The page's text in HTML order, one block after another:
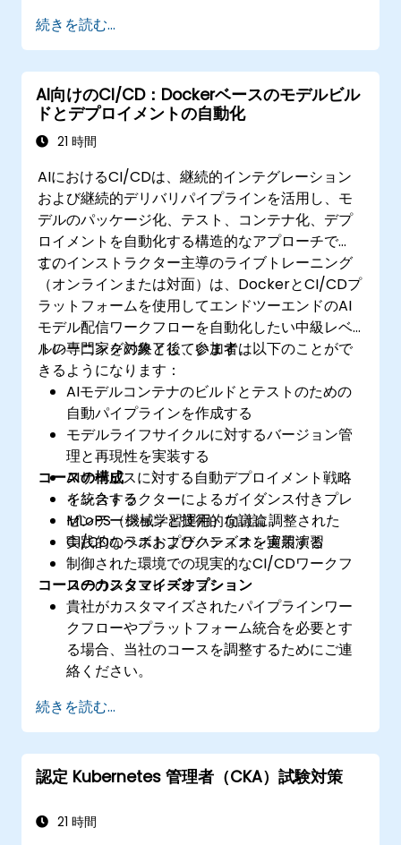
続きを読む...
AI向けのCI/CD：Dockerベースのモデルビル
ドとデプロイメントの自動化
21 時間
AIにおけるCI/CDは、継続的インテグレーション
および継続的デリバリパイプラインを活用し、モ
デルのパッケージ化、テスト、コンテナ化、デプ
ロイメントを自動化する構造的なアプローチで
す。
このインストラクター主導のライブトレーニング
（オンラインまたは対面）は、DockerとCI/CDプ
ラットフォームを使用してエンドツーエンドのAI
モデル配信ワークフローを自動化したい中級レベ
ルの専門家を対象としています。
トレーニングの終了後、参加者は以下のことがで
きるようになります：
AIモデルコンテナのビルドとテストのための
自動パイプラインを作成する
モデルライフサイクルに対するバージョン管
理と再現性を実装する
AIサービスに対する自動デプロイメント戦略
を統合する
MLoPS（機械学習運用）向けに調整された
CI/CDのベストプラクティスを適用する
コースの構成
インストラクターによるガイダンス付きプレ
ゼンテーションと技術的な議論
実践的なラボおよびハンズオン実装演習
制御された環境での現実的なCI/CDワークフ
ローのシミュレーション
コースのカスタマイズオプション
貴社がカスタマイズされたパイプラインワー
クフローやプラットフォーム統合を必要とす
る場合、当社のコースを調整するためにご連
絡ください。
続きを読む...
認定 Kubernetes 管理者（CKA）試験対策
21 時間